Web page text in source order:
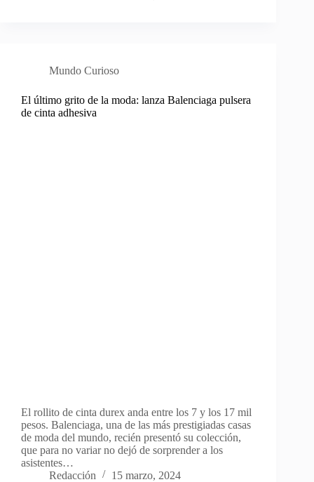
Mundo Curioso
El último grito de la moda: lanza Balenciaga pulsera
de cinta adhesiva
El rollito de cinta durex anda entre los 7 y los 17 mil
pesos. Balenciaga, una de las más prestigiadas casas
de moda del mundo, recién presentó su colección,
que para no variar no dejó de sorprender a los
asistentes…
Redacción
15 marzo, 2024